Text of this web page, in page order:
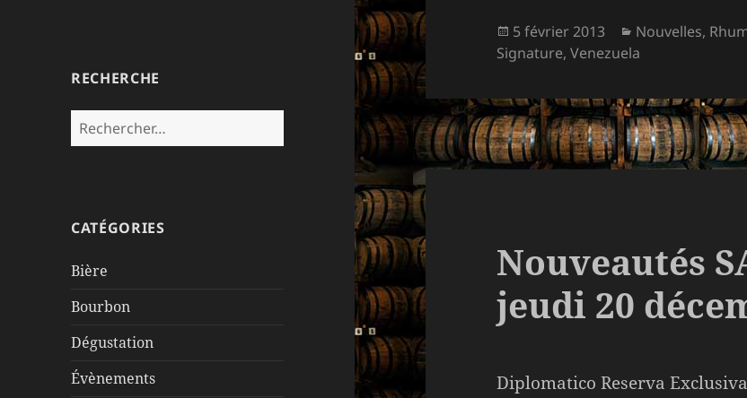
RECHERCHE
Rechercher :
CATÉGORIES
Bière
Bourbon
Dégustation
Évènements
Publié
le
5 février 2013 Catégories
Nouvelles,
Signature,Venezuela
Nouveautés
jeudi 20
Diplomatico Reserva